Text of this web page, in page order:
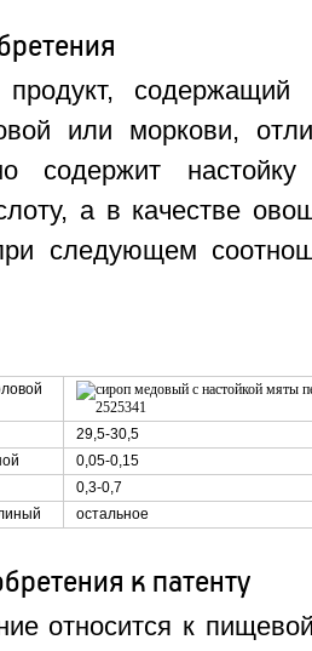
или моркови,
содержит
а в качестве
следующем
29,5-30,5
0,05-0,15
0,3-0,7
остальное
к патенту
относится к